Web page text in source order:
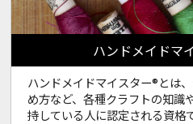
ハンドメイドマ
ハンドメイドマイスター®とは
め方など、各種クラフトの知識
持している人に認定される資格